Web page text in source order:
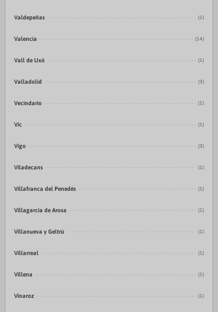
Valdepeñas (1)
Valencia (14)
Vall de Uxó (1)
Valladolid (3)
Vecindario (1)
Vic (1)
Vigo (3)
Viladecans (1)
Villafranca del Penedés (1)
Villagarcía de Arosa (1)
Villanueva y Geltrú (1)
Villarreal (1)
Villena (1)
Vinaroz (1)